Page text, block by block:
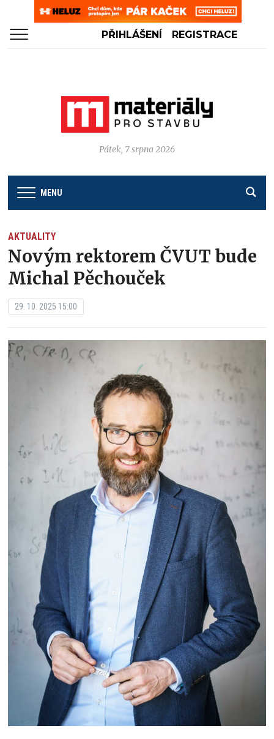
PŘIHLÁŠENÍ REGISTRACE
Pátek, 7 srpna 2026
MENU
AKTUALITY
Novým rektorem ČVUT bude
Michal Pěchouček
29. 10. 2025 15:00